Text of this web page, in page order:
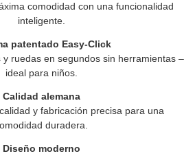
comodidad con una funcionalidad
inteligente.
patentado Easy-Click
ruedas en segundos sin herramientas –
ideal para niños.
Calidad alemana
y fabricación precisa para una
duradera.
Diseño moderno